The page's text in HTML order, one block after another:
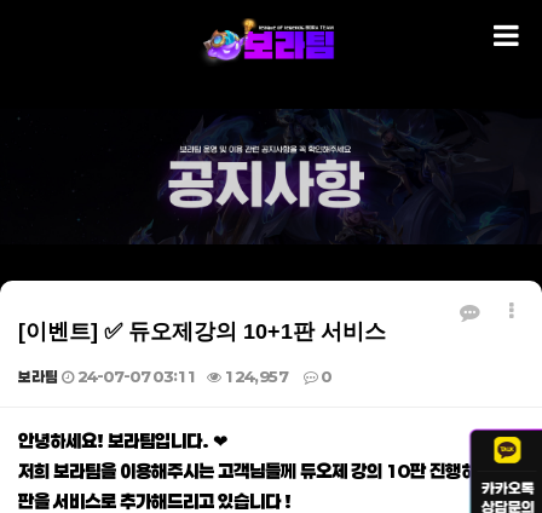
[이벤트] ✅ 듀오제강의 10+1판 서비스
보라팀 24-07-07 03:11 124,957 0
본문
안녕하세요! 보라팀입니다. ❤
저희 보라팀을 이용해주시는 고객님들께 듀오제 강의 10판 진행하시면 1
판을 서비스로 추가해드리고 있습니다 !